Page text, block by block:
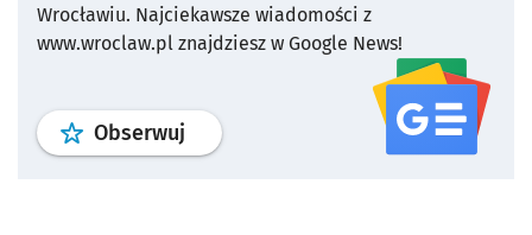
Wrocławiu. Najciekawsze wiadomości z
www.wroclaw.pl znajdziesz w Google News!
Obserwuj profil serwisu